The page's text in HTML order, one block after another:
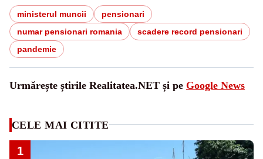
ministerul muncii
pensionari
numar pensionari romania
scadere record pensionari
pandemie
Urmărește știrile Realitatea.NET și pe Google News
CELE MAI CITITE
1